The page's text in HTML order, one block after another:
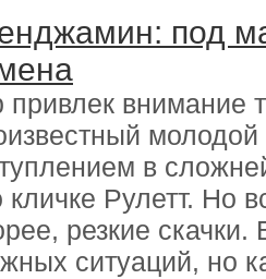
под
внимание
в
Рулетт. Но
резкие
ситуаций, но